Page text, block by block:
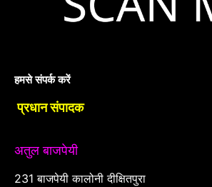
हमसे संपर्क करें
प्रधान संपादक
अतुल बाजपेयी
231 बाजपेयी कालोनी दीक्षितपुरा